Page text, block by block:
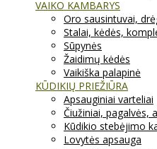
VAIKO KAMBARYS
Oro sausintuvai,
Stalai, kėdės,
Sūpynės
Žaidimų kėdės
Vaikiška palapinė
KŪDIKIŲ PRIEŽIŪRA
Apsauginiai varteliai
Čiužiniai, pagalvės,
Kūdikio stebėjimo
Lovytės apsauga